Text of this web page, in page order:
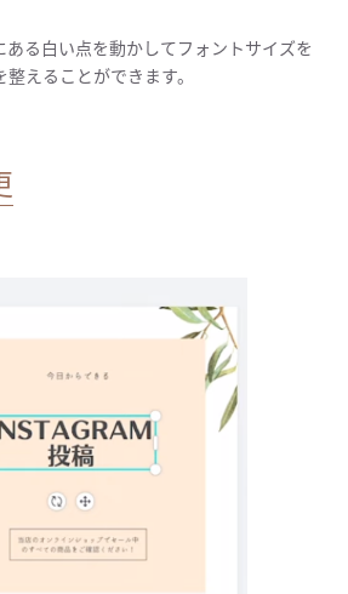
ある白い点を動かしてフォントサイズを
えることができます。